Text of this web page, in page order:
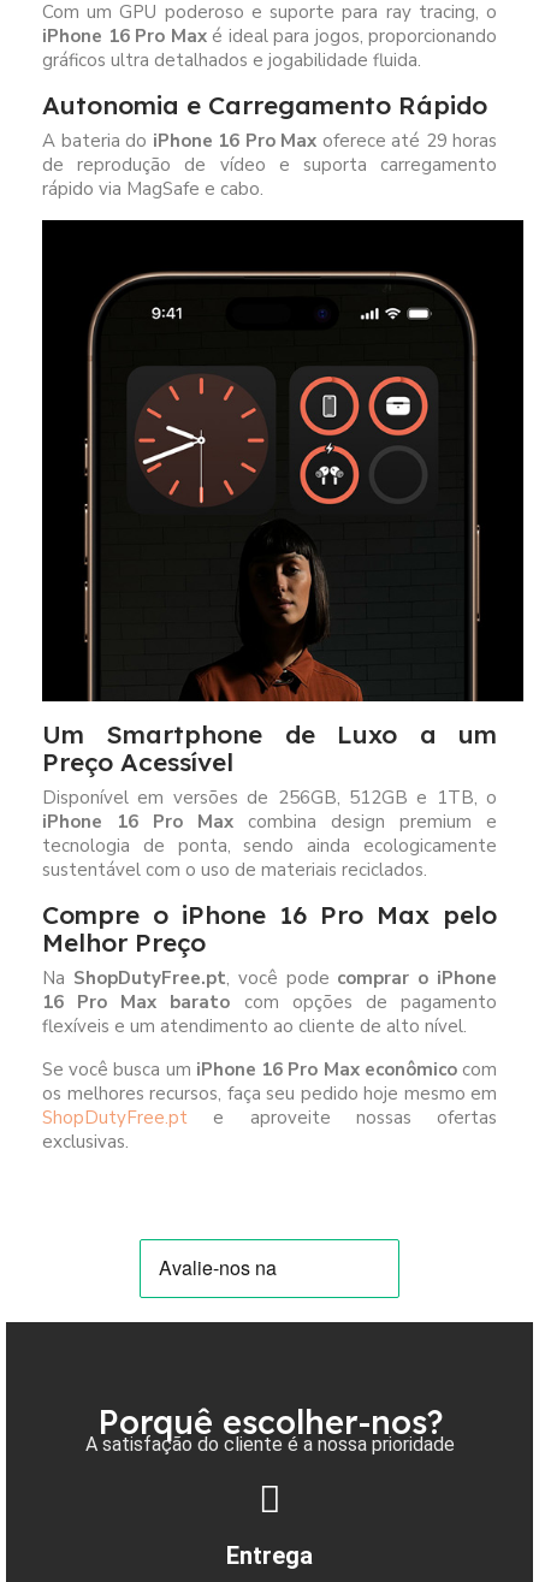
Com um GPU poderoso e suporte para ray tracing, o
iPhone 16 Pro Maxé ideal para jogos, proporcionando
gráficos ultra detalhados e jogabilidade fluida.
Autonomia e Carregamento Rápido
A bateria do iPhone 16 Pro Max oferece até 29 horas
de reprodução de vídeo e suporta carregamento
rápido via MagSafe e cabo.
Um Smartphone de Luxo a um
Preço Acessível
Disponível em versões de 256GB, 512GB e 1TB, o
iPhone 16 Pro Max combina design premium e
tecnologia de ponta, sendo ainda ecologicamente
sustentável com o uso de materiais reciclados.
Compre o iPhone 16 Pro Max pelo
Melhor Preço
Na ShopDutyFree.pt, você pode comprar o iPhone
16 Pro Max barato com opções de pagamento
flexíveis e um atendimento ao cliente de alto nível.
Se você busca um iPhone 16 Pro Max econômicocom
os melhores recursos, faça seu pedido hoje mesmo em
ShopDutyFree.pt e aproveite nossas ofertas
exclusivas.
Porquê escolher-nos?
A satisfação do cliente é a nossa prioridade
Entrega